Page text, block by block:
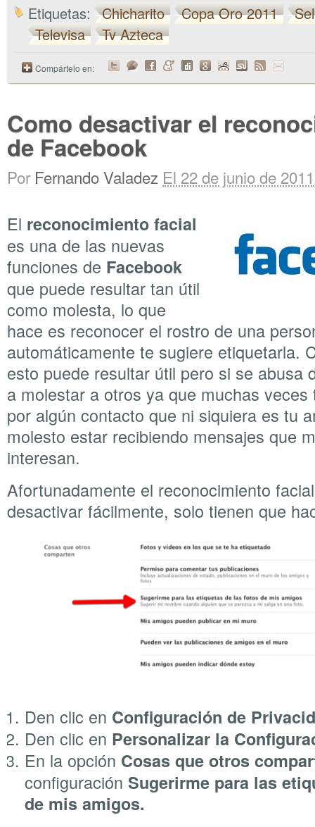
Etiquetas: Chicharito Copa Oro 2011
Televisa
Tv Azteca
Compártelo en:
Como desactivar el
de Facebook
Por Fernando Valadez El 22 de junio de 2011
El reconocimiento facial
es una de las nuevas
funciones de Facebook
que puede resultar tan útil
como molesta, lo que
hace es reconocer el rostro de una
automáticamente te sugiere etiquetarla.
esto puede resultar útil pero si se abusa
a molestar a otros ya que muchas
por algún contacto que ni siquiera es tu
molesto estar recibiendo mensajes que
interesan.
Afortunadamente el reconocimiento
desactivar fácilmente, solo tienen que
Den clic en Configuración de
Den clic en Personalizar la
En la opción Cosas que otros
configuración Sugerirme para las
de mis amigos.